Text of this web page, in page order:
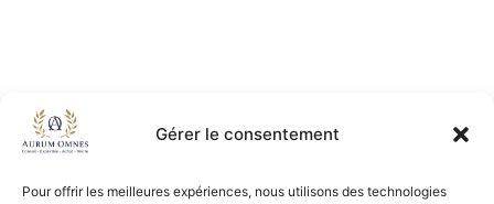
Gérer le consentement
Pour offrir les meilleures expériences, nous utilisons des technologies